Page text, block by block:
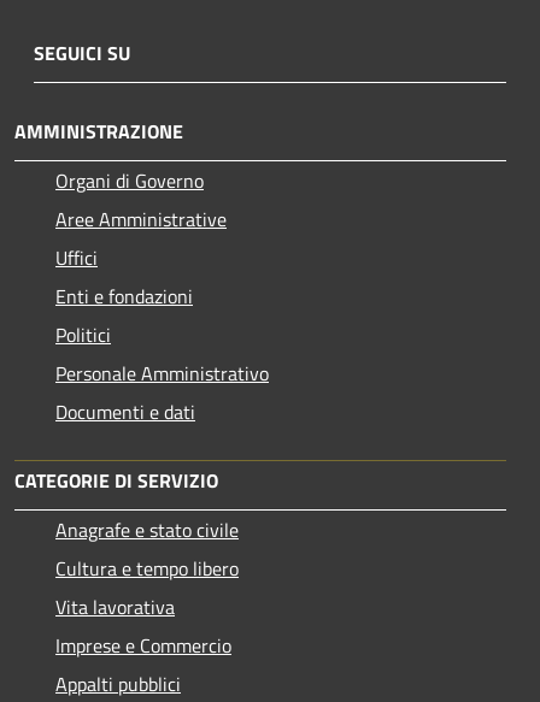
SEGUICI SU
AMMINISTRAZIONE
Organi di Governo
Aree Amministrative
Uffici
Enti e fondazioni
Politici
Personale Amministrativo
Documenti e dati
CATEGORIE DI SERVIZIO
Anagrafe e stato civile
Cultura e tempo libero
Vita lavorativa
Imprese e Commercio
Appalti pubblici